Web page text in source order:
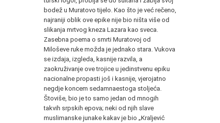
bodež u Muratovo tijelo. Kao što je već rečeno,
najraniji oblik ove epike nije bio ništa više od
slikanja mrtvog kneza Lazara kao sveca.
Zasebna poema o smrti Muratovoj od
Miloševe ruke možda je jednako stara. Vukova
se izdaja, izgleda, kasnije razvila, a
zaokruživanje ove trojice u jedinstvenu epiku
nacionalne propasti još i kasnije, vjerojatno
negdje koncem sedamnaestoga stoljeća.
Štoviše, bio je to samo jedan od mnogih
takvih srpskih epova; neki od njih slave
muslimanske junake ka­kav je bio „Kraljević